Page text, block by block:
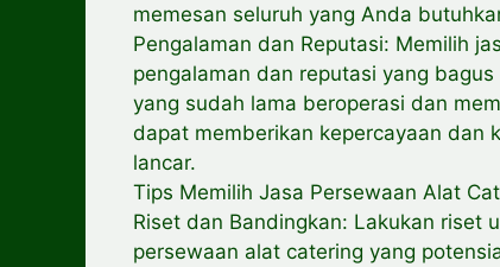
memesan seluruh yang Anda
Pengalaman dan Reputasi: Memilih
pengalaman dan reputasi yang
yang sudah lama beroperasi dan
dapat memberikan kepercayaan dan
lancar.
Tips Memilih Jasa Persewaan Alat
Riset dan Bandingkan: Lakukan riset
persewaan alat catering yang